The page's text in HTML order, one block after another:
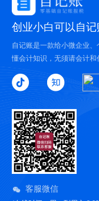
创业小白可以自记
自记账是一款给小微企业
懂会计知识，无须请会计和
客服微信